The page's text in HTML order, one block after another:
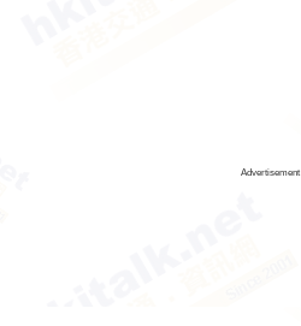
Advertisement